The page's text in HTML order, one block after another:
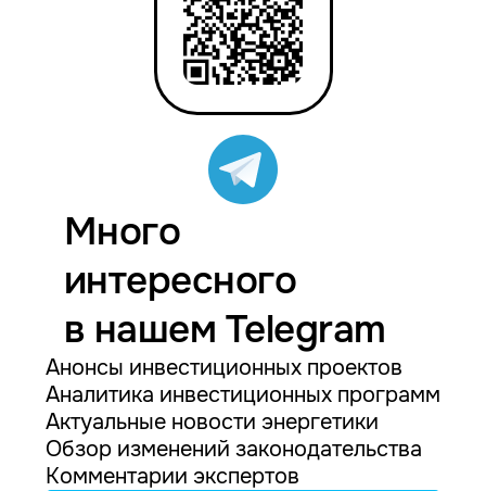
Много
интересного
в нашем Telegram
Анонсы инвестиционных проектов
Аналитика инвестиционных программ
Актуальные новости энергетики
Обзор изменений законодательства
Комментарии экспертов